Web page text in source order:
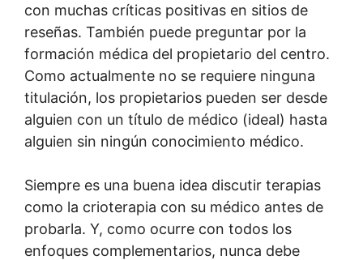
con muchas críticas positivas en sitios de
reseñas. También puede preguntar por la
formación médica del propietario del centro.
Como actualmente no se requiere ninguna
titulación, los propietarios pueden ser desde
alguien con un título de médico (ideal) hasta
alguien sin ningún conocimiento médico.
Siempre es una buena idea discutir terapias
como la crioterapia con su médico antes de
probarla. Y, como ocurre con todos los
enfoques complementarios, nunca debe